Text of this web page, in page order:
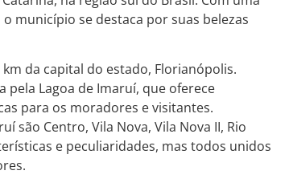
município se destaca por suas belezas
da capital do estado, Florianópolis.
pela Lagoa de Imaruí, que oferece
para os moradores e visitantes.
são Centro, Vila Nova, Vila Nova II, Rio
e peculiaridades, mas todos unidos